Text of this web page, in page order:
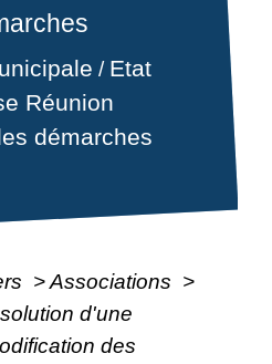
/ Etat
Réunion
démarches
>Associations >
d'une
des